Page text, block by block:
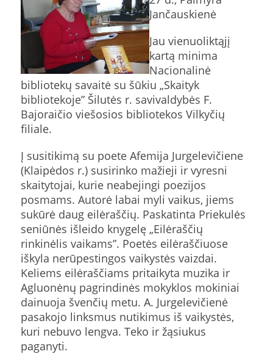
Jančauskienė
Jau vienuoliktąjį
kartą minima
Nacionalinė
bibliotekų savaitė su šūkiu „Skaityk
bibliotekoje” Šilutės r. savivaldybės F.
Bajoraičio viešosios bibliotekos Vilkyčių
filiale.
Į susitikimą su poete Afemija Jurgelevičiene
(Klaipėdos r.) susirinko mažieji ir vyresni
skaitytojai, kurie neabejingi poezijos
posmams. Autorė labai myli vaikus, jiems
sukūrė daug eilėraščių. Paskatinta Priekulės
seniūnės išleido knygelę „Eilėraščių
rinkinėlis vaikams”. Poetės eilėraščiuose
iškyla nerūpestingos vaikystės vaizdai.
Keliems eilėraščiams pritaikyta muzika ir
Agluonėnų pagrindinės mokyklos mokiniai
dainuoja švenčių metu. A. Jurgelevičienė
pasakojo linksmus nutikimus iš vaikystės,
kuri nebuvo lengva. Teko ir žąsiukus
paganyti.